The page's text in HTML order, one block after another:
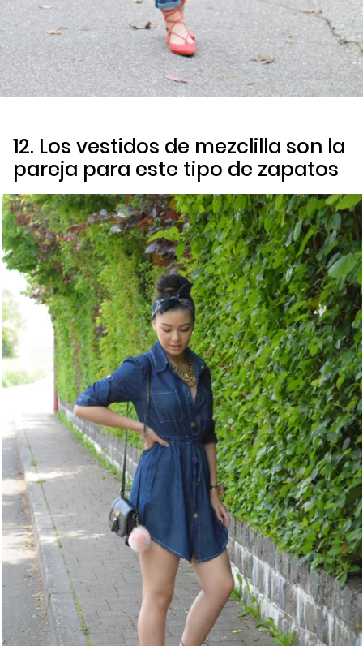
12. Los vestidos de mezclilla son la
pareja para este tipo de zapatos